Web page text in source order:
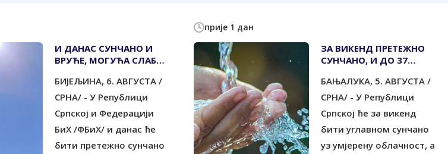
И ДАНАС СУНЧАНО И
ВРУЋЕ, МОГУЋА СЛАБА
БИЈЕЉИНА, 6. АВГУСТА /
СРНА/ - У Републици
Српској и Федерацији
БиХ /ФБиХ/ и данас ће
бити претежно сунчано
прије 1 дан
ЗА ВИКЕНД ПРЕТЕЖНО
СУНЧАНО, И ДО 37
БАЊАЛУКА, 5. АВГУСТА /
СРНА/ - У Републици
Српској ће за викенд
бити углавном сунчано
уз умјерену облачност, а